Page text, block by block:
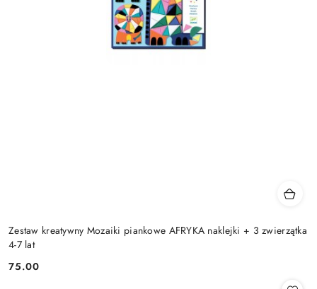
Zestaw kreatywny Mozaiki piankowe AFRYKA naklejki + 3 zwierzątka
4-7 lat
Cena:
75.00